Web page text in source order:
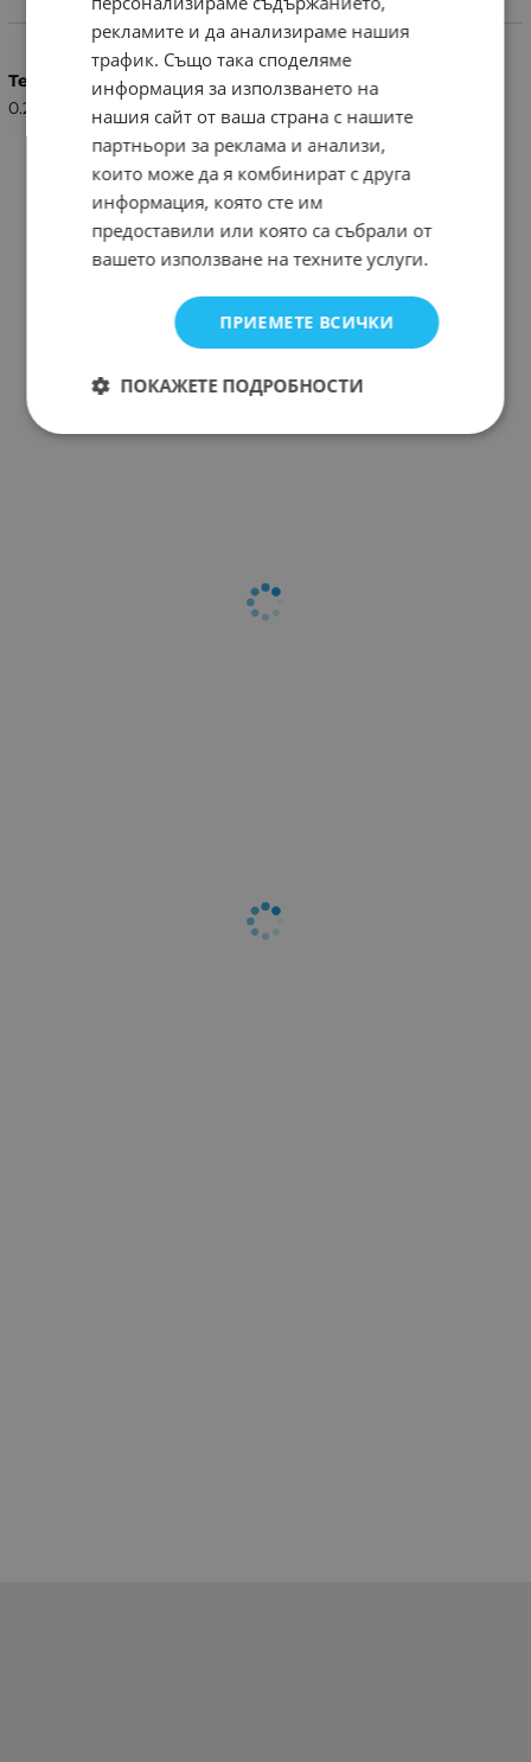
Характеристики
Тегло (кг.)
0.25
рекламите и да анализираме нашия
трафик. Също така споделяме
информация за използването на
нашия сайт от ваша страна с нашите
партньори за реклама и анализи,
които може да я комбинират с друга
информация, която сте им
предоставили или която са събрали от
вашето използване на техните услуги.
ПРИЕМЕТЕ ВСИЧКИ
ПОКАЖЕТЕ ПОДРОБНОСТИ